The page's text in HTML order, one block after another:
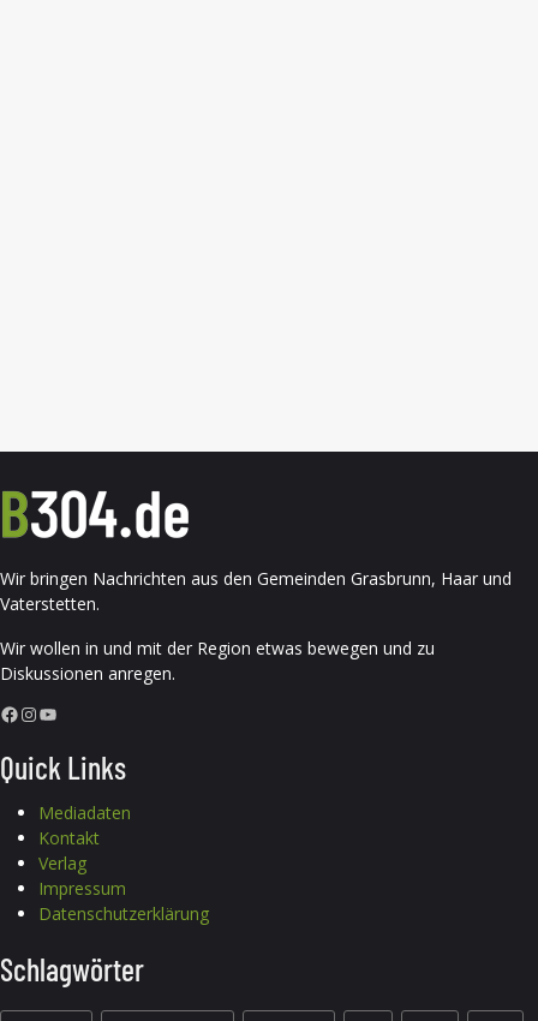
Wir bringen Nachrichten aus den Gemeinden Grasbrunn, Haar und
Vaterstetten.
Wir wollen in und mit der Region etwas bewegen und zu
Diskussionen anregen.
Facebook InstagramYouTube
Quick Links
Mediadaten
Kontakt
Verlag
Impressum
Datenschutzerklärung
Schlagwörter